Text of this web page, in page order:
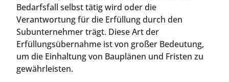
Bedarfsfall selbst tätig wird oder die
Verantwortung für die Erfüllung durch den
Subunternehmer trägt. Diese Art der
Erfüllungsübernahme ist von großer Bedeutung,
um die Einhaltung von Bauplänen und Fristen zu
gewährleisten.